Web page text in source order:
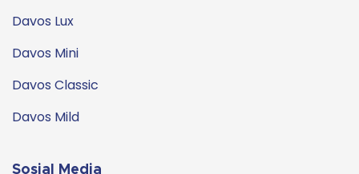
Davos Lux
Davos Mini
Davos Classic
Davos Mild
Sosial Media